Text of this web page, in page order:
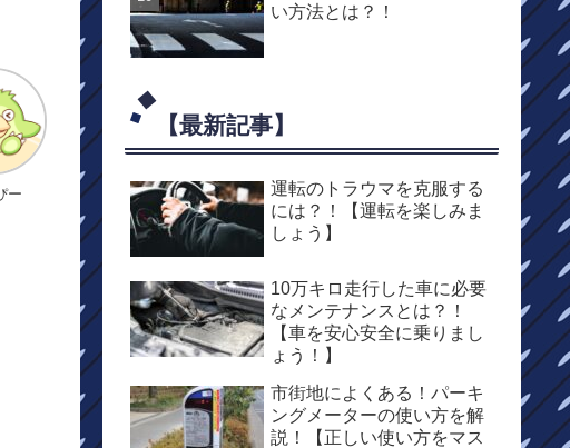
ー
い方法とは？！
【最新記事】
運転のトラウマを克服する
には？！【運転を楽しみま
しょう】
10万キロ走行した車に必要
なメンテナンスとは？！
【車を安心安全に乗りまし
ょう！】
市街地によくある！パーキ
ングメーターの使い方を解
説！【正しい使い方をマス